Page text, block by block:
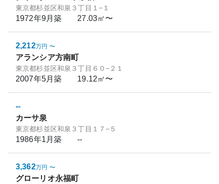
東京都杉並区和泉３丁目１−１
1972年9月築 27.03㎡〜
2,212万円 〜
アランシア方南町
東京都杉並区和泉３丁目６０−２１
2007年5月築 19.12㎡〜
--
カーサ泉
東京都杉並区和泉３丁目１７−５
1986年1月築 --
3,362万円 〜
グローリオ永福町